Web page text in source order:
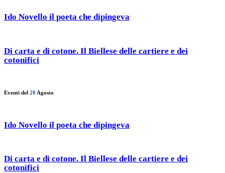
Ido Novello il poeta che dipingeva
Di carta e di cotone. Il Biellese delle cartiere e dei
cotonifici
Eventi del 20 Agosto
Ido Novello il poeta che dipingeva
Di carta e di cotone. Il Biellese delle cartiere e dei
cotonifici